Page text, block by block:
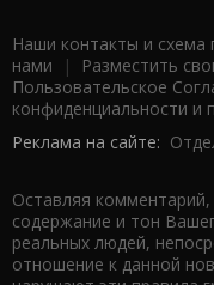
Наши контакты и схема
нами | Разместить
Пользовательское
конфиденциальности и
Реклама на сайте:
Оставляя
содержание и тон
реальных людей,
отношение к данной